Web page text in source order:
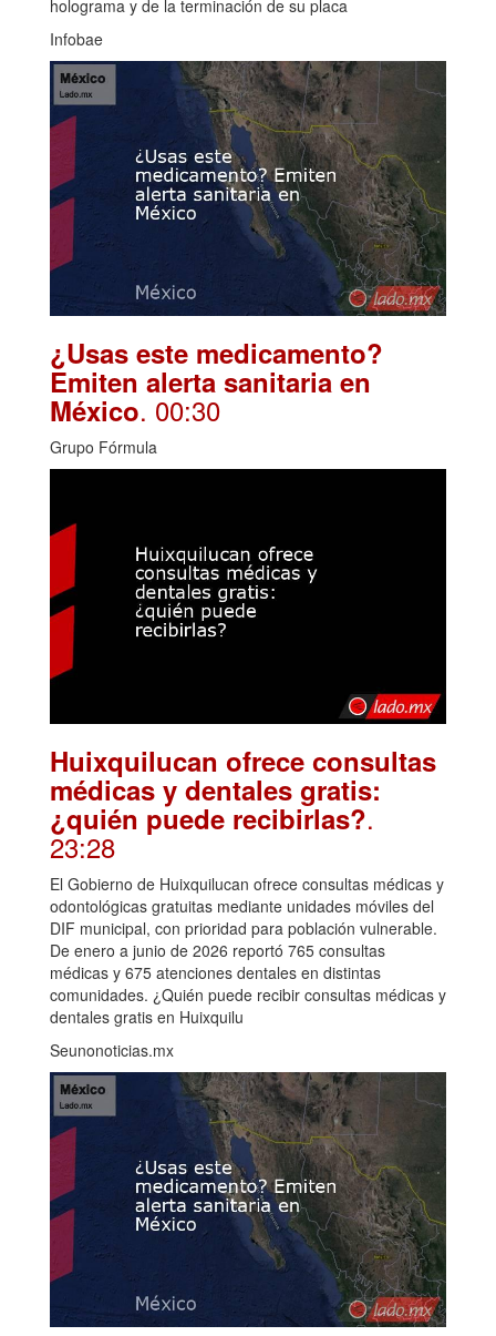
holograma y de la terminación de su placa
Infobae
¿Usas este medicamento?
Emiten alerta sanitaria en
México. 00:30
Grupo Fórmula
Huixquilucan ofrece consultas
médicas y dentales gratis:
¿quién puede recibirlas?.
23:28
El Gobierno de Huixquilucan ofrece consultas médicas y
odontológicas gratuitas mediante unidades móviles del
DIF municipal, con prioridad para población vulnerable.
De enero a junio de 2026 reportó 765 consultas
médicas y 675 atenciones dentales en distintas
comunidades. ¿Quién puede recibir consultas médicas y
dentales gratis en Huixquilu
Seunonoticias.mx